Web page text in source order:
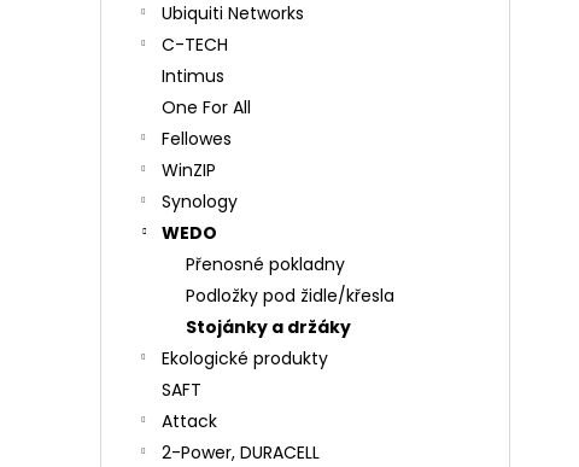
Ubiquiti Networks
C-TECH
Intimus
One For All
Fellowes
WinZIP
Synology
WEDO
Přenosné pokladny
Podložky pod židle/křesla
Stojánky a držáky
Ekologické produkty
SAFT
Attack
2-Power, DURACELL